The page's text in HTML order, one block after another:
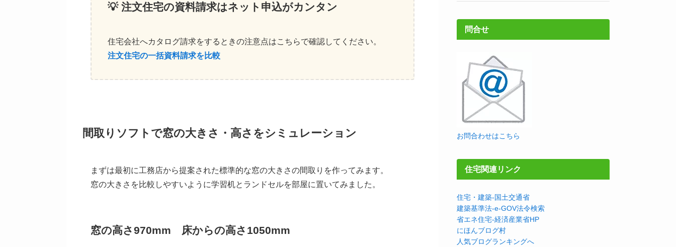
💡 注文住宅の資料請求はネット申込がカンタン
住宅会社へカタログ請求をするときの注意点はこちらで確認してください。
注文住宅の一括資料請求を比較
間取りソフトで窓の大きさ・高さをシミュレーション
まずは最初に工務店から提案された標準的な窓の大きさの間取りを作ってみます。
窓の大きさを比較しやすいように学習机とランドセルを部屋に置いてみました。
窓の高さ970mm 床からの高さ1050mm
問合せ
お問合わせはこちら
住宅関連リンク
住宅・建築-国土交通省
建築基準法-e-GOV法令検索
省エネ住宅-経済産業省HP
にほんブログ村
人気ブログランキングへ